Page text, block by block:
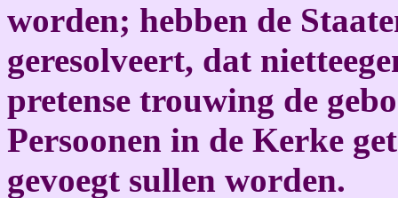
worden; hebben de
geresolveert, dat
pretense trouwing de
Persoonen in de Kerke
gevoegt sullen worden.